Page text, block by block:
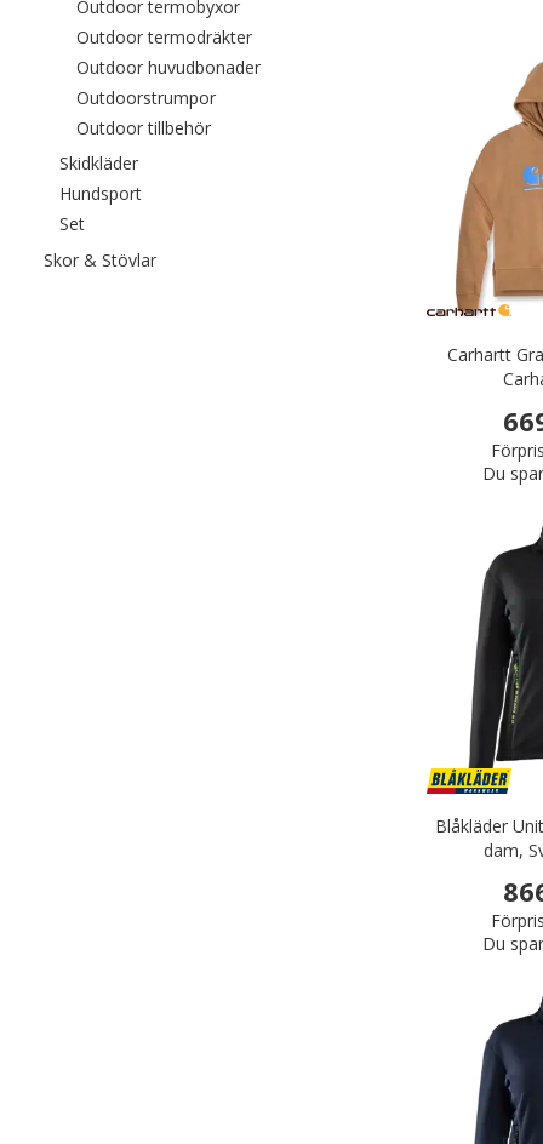
Outdoor termobyxorFiltrera efter category: Outdoor
Outdoor termodräkterFiltrera efter category: Outdoor
Outdoor huvudbonaderFiltrera efter category: Outdoor
OutdoorstrumporFiltrera efter category: Outdoorstrumpor
Outdoor tillbehörFiltrera efter category: Outdoor tillbehör
SkidkläderFiltrera efter category: Skidkläder
HundsportFiltrera efter category: Hundsport
SetFiltrera efter category: Set
Skor & StövlarFiltrera efter category: Skor & Stövlar
Carhartt
Förpris
Du
Blåkläder
dam,
Förpris
Du